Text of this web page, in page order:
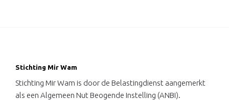
Stichting Mir Wam
Stichting Mir Wam is door de Belastingdienst aangemerkt
als een Algemeen Nut Beogende Instelling (ANBI).